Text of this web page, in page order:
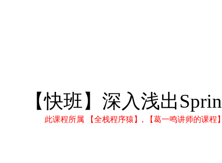
【快班】深入浅出
此课程所属 【全栈程序猿】, 【葛一鸣讲师的课